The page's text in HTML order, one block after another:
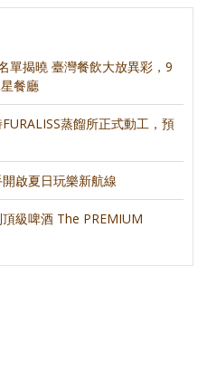
單揭曉 臺灣餐飲大放異彩，9
餐廳
蒸餾所正式動工，預
啟夏日玩樂新航線
級啤酒 The PREMIUM